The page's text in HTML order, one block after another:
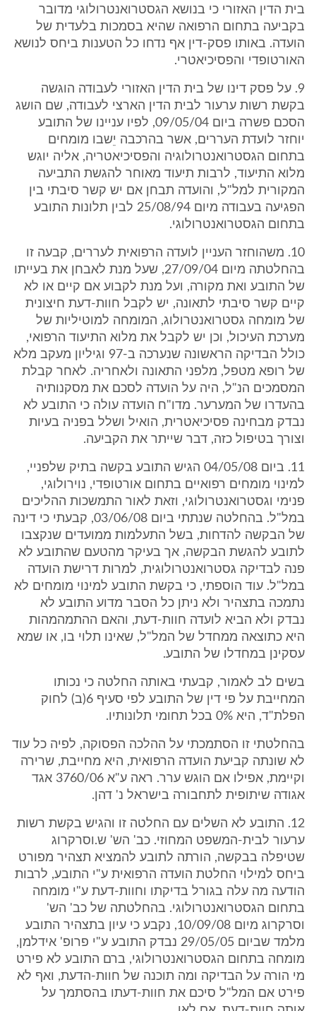
בית הדין האזורי כי בנושא הגסטרואנטרולוגי מדובר
בקביעה בתחום הרפואה שהיא בסמכות בלעדית של
הועדה. באותו פסק-דין אף נדחו כל הטענות ביחס לנושא
האורטופדי והפסיכיאטרי.
9. על פסק דינו של בית הדין האזורי לעבודה הוגשה
בקשת רשות ערעור לבית הדין הארצי לעבודה, שם הושג
הסכם פשרה ביום 09/05/04, לפיו עניינו של התובע
יוחזר לועדת העררים, אשר בהרכבה יֵשבו מומחים
בתחום הגסטרואנטרולוגיה והפסיכיאטריה, אליה יוגש
מלוא התיעוד, לרבות תיעוד מאוחר להגשת התביעה
המקורית למל"ל, והועדה תבחן אם יש קשר סיבתי בין
הפגיעה בעבודה מיום 25/08/94 לבין תלונות התובע
בתחום הגסטרואנטרולוגי.
10. משהוחזר העניין לועדה הרפואית לעררים, קבעה זו
בהחלטתה מיום 27/09/04, שעל מנת לאבחן את בעייתו
של התובע ואת מקורה, ועל מנת לקבוע אם קיים או לא
קיים קשר סיבתי לתאונה, יש לקבל חוות-דעת חיצונית
של מומחה גסטרואנטרולוג, המומחה למוטיליות של
מערכת העיכול, וכן יש לקבל את מלוא התיעוד הרפואי,
כולל הבדיקה הראשונה שנערכה ב-97 וגיליון מעקב מלא
של רופא מטפל, מלפני התאונה ולאחריה. לאחר קבלת
המסמכים הנ"ל, היה על הועדה לסכם את מסקנותיה
בהעדרו של המערער. מדו"ח הועדה עולה כי התובע לא
נבדק מבחינה פסיכיאטרית, הואיל ושלל בפניה בעיות
וצורך בטיפול כזה, דבר שייתר את הקביעה.
11. ביום 04/05/08 הגיש התובע בקשה בתיק שלפניי,
למינוי מומחים רפואיים בתחום אורטופדי, נוירולוגי,
פנימי וגסטרואנטרולוגי, וזאת לאור התמשכות ההליכים
במל"ל. בהחלטה שנתתי ביום 03/06/08, קבעתי כי דינה
של הבקשה להדחות, בשל התעלמות ממועדים שנקצבו
לתובע להגשת הבקשה, אך בעיקר מהטעם שהתובע לא
פנה לבדיקה גסטרואנטרולוגית, למרות דרישת הועדה
במל"ל. עוד הוספתי, כי בקשת התובע למינוי מומחים לא
נתמכה בתצהיר ולא ניתן כל הסבר מדוע התובע לא
נבדק ולא הביא לועדה חוות-דעת, והאם ההתמהמהות
היא כתוצאה ממחדל של המל"ל, שאינו תלוי בו, או שמא
עסקינן במחדלו של התובע.
בשים לב לאמור, קבעתי באותה החלטה כי נכותו
המחייבת על פי דין של התובע לפי סעיף 6(ב) לחוק
הפלת"ד, היא 0% בכל תחומי תלונותיו.
בהחלטתי זו הסתמכתי על ההלכה הפסוקה, לפיה כל עוד
לא שונתה קביעת הועדה הרפואית, היא מחייבת, שרירה
וקיימת, אפילו אם הוגש ערר. ראה ע"א 3760/06 אגד
אגודה שיתופית לתחבורה בישראל נ' דהן.
12. התובע לא השלים עם החלטה זו והגיש בקשת רשות
ערעור לבית-המשפט המחוזי. כב' הש' ש.וסרקרוג
שטיפלה בבקשה, הורתה לתובע להמציא תצהיר מפורט
ביחס למילוי החלטת הועדה הרפואית ע"י התובע, לרבות
הודעה מה עלה בגורל בדיקתו וחוות-דעת ע"י מומחה
בתחום הגסטרואנטרולוגי. בהחלטתה של כב' הש'
וסרקרוג מיום 10/09/08, נקבע כי עיון בתצהיר התובע
מלמד שביום 29/05/05 נבדק התובע ע"י פרופ' אידלמן,
מומחה בתחום הגסטרואנטרולוגי, ברם התובע לא פירט
מי הורה על הבדיקה ומה תוכנה של חוות-הדעת, ואף לא
פירט אם המל"ל סיכם את חוות-דעתו בהסתמך על